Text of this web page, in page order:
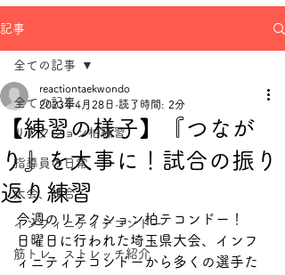
記事
全ての記事
リアクション柏練習
指導員の日常
大会、試合
インフィニティテコンドー
筋トレ、ストレッチ紹介
全ての記事
【練習の様子】『つなが
り』を大事に！試合の振り
返り練習
reactiontaekwondo
2023年4月28日 読了時間: 2分
今週のリアクション柏テコンドー！
日曜日に行われた埼玉県大会、インフ
ィニティテコンドーから多くの選手た